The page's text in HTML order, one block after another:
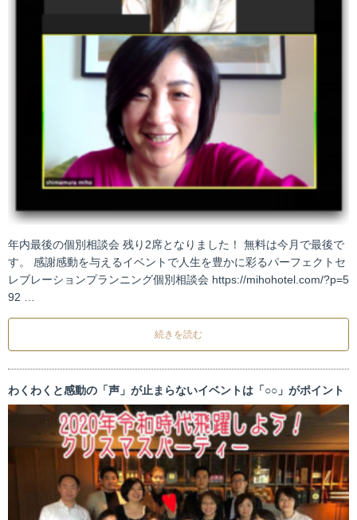
年内最後の個別相談会 残り2席となりました！ 無料は今月で最後で
す。 感謝感動を与えるイベントで人生を豊かに彩るパーフェクトセ
レブレーションプランニング個別相談会 https://mihohotel.com/?p=5
92 …
続きを読む
わくわくと感動の「声」が止まらないイベントは「○○」がポイント